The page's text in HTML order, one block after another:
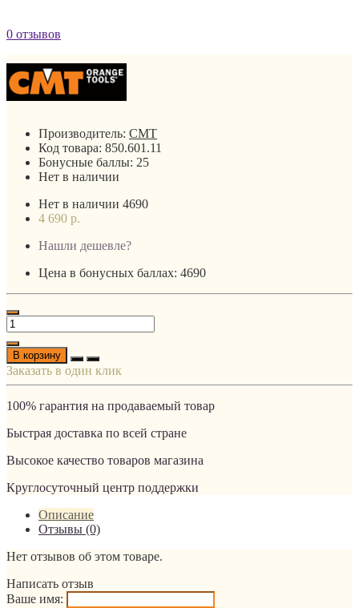
0 отзывов
Производитель: CMT
Код товара: 850.601.11
Бонусные баллы: 25
Нет в наличии
Нет в наличии 4690
4 690 р.
Нашли дешевле?
Цена в бонусных баллах: 4690
В корзину
Заказать в один клик
100% гарантия на продаваемый товар
Быстрая доставка по всей стране
Высокое качество товаров магазина
Круглосуточный центр поддержки
Описание
Отзывы (0)
Нет отзывов об этом товаре.
Написать отзыв
Ваше имя: